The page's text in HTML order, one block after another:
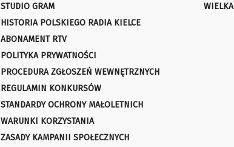
STUDIO GRAM
HISTORIA POLSKIEGO RADIA KIELCE
ABONAMENT RTV
POLITYKA PRYWATNOŚCI
PROCEDURA ZGŁOSZEŃ WEWNĘTRZNYCH
REGULAMIN KONKURSÓW
STANDARDY OCHRONY MAŁOLETNICH
WARUNKI KORZYSTANIA
ZASADY KAMPANII SPOŁECZNYCH